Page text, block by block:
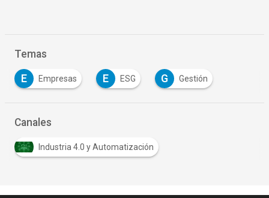
Temas
E Empresas E ESG G Gestión
Canales
Industria 4.0 y Automatización